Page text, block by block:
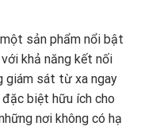
sản phẩm nổi bật
khả năng kết nối
giám sát từ xa ngay
biệt hữu ích cho
nơi không có hạ